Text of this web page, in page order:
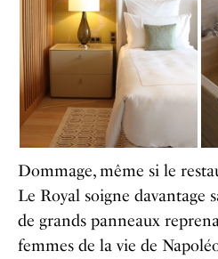
Dommage, même si le
Le Royal soigne davantage
de grands panneaux
femmes de la vie de